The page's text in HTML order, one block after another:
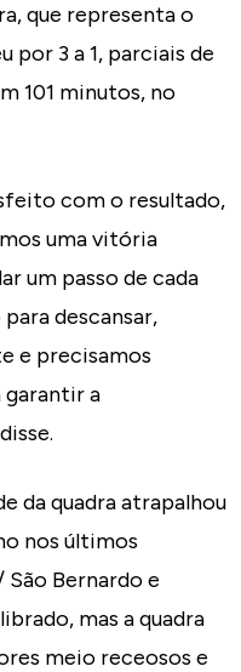
que representa o
por 3 a 1, parciais de
101 minutos, no
com o resultado,
uma vitória
um passo de cada
descansar,
e precisamos
a
da quadra atrapalhou
nos últimos
Bernardo e
mas a quadra
meio receosos e